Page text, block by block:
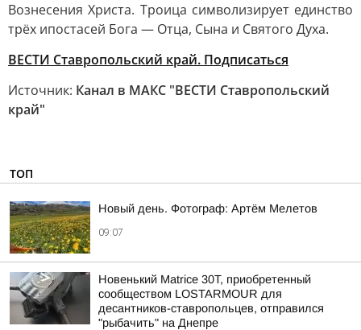
Вознесения Христа. Троица символизирует единство
трёх ипостасей Бога — Отца, Сына и Святого Духа.
ВЕСТИ Ставропольский край. Подписаться
Источник: Канал в МАКС "ВЕСТИ Ставропольский
край"
ТОП
Новый день. Фотограф: Артём Мелетов
09:07
Новенький Matrice 30T, приобретенный
сообществом LOSTARMOUR для
десантников-ставропольцев, отправился
"рыбачить" на Днепре